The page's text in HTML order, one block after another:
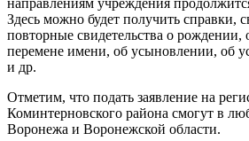
Здесь можно будет получить справки,
повторные свидетельства о рождении,
перемене имени, об усыновлении, об
и др.
Отметим, что подать заявление на
Коминтерновского района смогут в
Воронежа и Воронежской области.